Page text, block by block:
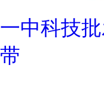
一中科技
带